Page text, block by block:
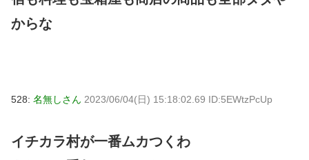
からな
528: 名無しさん 2023/06/04(日) 15:18:02.69 ID:5EWtzPcUp
イチカラ村が一番ムカつくわ